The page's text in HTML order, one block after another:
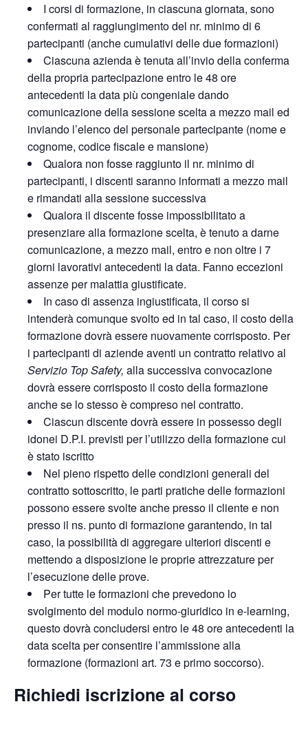
I corsi di formazione, in ciascuna giornata, sono
confermati al raggiungimento del nr. minimo di 6
partecipanti (anche cumulativi delle due formazioni)
Ciascuna azienda è tenuta all’invio della conferma
della propria partecipazione entro le 48 ore
antecedenti la data più congeniale dando
comunicazione della sessione scelta a mezzo mail ed
inviando l’elenco del personale partecipante (nome e
cognome, codice fiscale e mansione)
Qualora non fosse raggiunto il nr. minimo di
partecipanti, i discenti saranno informati a mezzo mail
e rimandati alla sessione successiva
Qualora il discente fosse impossibilitato a
presenziare alla formazione scelta, è tenuto a darne
comunicazione, a mezzo mail, entro e non oltre i 7
giorni lavorativi antecedenti la data. Fanno eccezioni
assenze per malattia giustificate.
In caso di assenza ingiustificata, il corso si
intenderà comunque svolto ed in tal caso, il costo della
formazione dovrà essere nuovamente corrisposto. Per
i partecipanti di aziende aventi un contratto relativo al
Servizio Top Safety, alla successiva convocazione
dovrà essere corrisposto il costo della formazione
anche se lo stesso è compreso nel contratto.
Ciascun discente dovrà essere in possesso degli
idonei D.P.I. previsti per l’utilizzo della formazione cui
è stato iscritto
Nel pieno rispetto delle condizioni generali del
contratto sottoscritto, le parti pratiche delle formazioni
possono essere svolte anche presso il cliente e non
presso il ns. punto di formazione garantendo, in tal
caso, la possibilità di aggregare ulteriori discenti e
mettendo a disposizione le proprie attrezzature per
l’esecuzione delle prove.
Per tutte le formazioni che prevedono lo
svolgimento del modulo normo-giuridico in e-learning,
questo dovrà concludersi entro le 48 ore antecedenti la
data scelta per consentire l’ammissione alla
formazione (formazioni art. 73 e primo soccorso).
Richiedi iscrizione al corso